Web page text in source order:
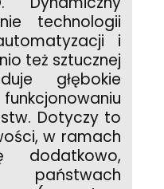
technologii
i
też sztucznej
głębokie
Dotyczy to
w ramach
dodatkowo,